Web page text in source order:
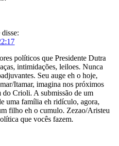
disse:
políticos que Presidente Dutra
intimidações, leiloes. Nunca
Seu auge eh o hoje,
Itamar, imagina nos próximos
Crioli. A submissão de um
uma família eh ridículo, agora,
filho eh o cumulo. Zezao/Aristeu
que vocês fazem.